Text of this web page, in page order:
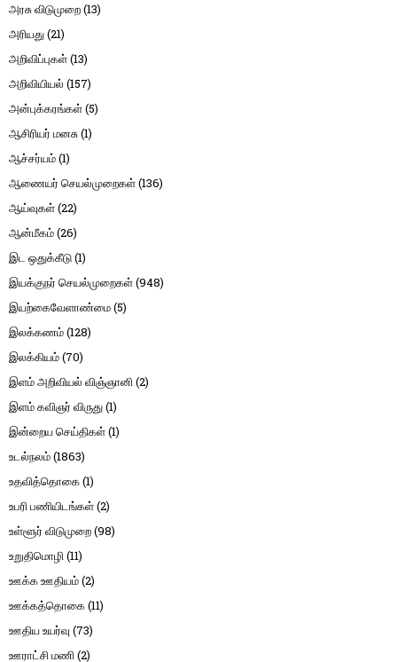
அரசு விடுமுறை(13)
அரியது(21)
அறிவிப்புகள்(13)
அறிவியியல் (157)
அன்புக்கரங்கள்(5)
ஆசிரியர் மனசு(1)
ஆச்சர்யம்(1)
ஆணையர் செயல்முறைகள்(136)
ஆய்வுகள்(22)
ஆன்மீகம்(26)
இட ஒதுக்கீடு(1)
இயக்குநர் செயல்முறைகள்(948)
இயற்கைவேளாண்மை(5)
இலக்கணம்(128)
இலக்கியம்(70)
இளம் அறிவியல் விஞ்ஞானி(2)
இளம் கவிஞர் விருது(1)
இன்றைய செய்திகள்(1)
உடல்நலம்(1863)
உதவித்தொகை(1)
உபரி பணியிடங்கள்(2)
உள்ளூர் விடுமுறை(98)
உறுதிமொழி(11)
ஊக்க ஊதியம்(2)
ஊக்கத்தொகை(11)
ஊதிய உயர்வு (73)
ஊராட்சி மணி(2)